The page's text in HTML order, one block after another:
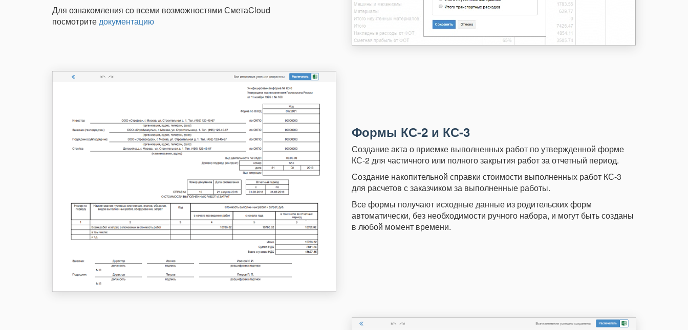
Для ознакомления со всеми возможностями СметаCloud
посмотритедокументацию
Формы КС-2 и КС-3
Создание акта о приемке выполненных работ по утвержденной форме
КС-2 для частичного или полного закрытия работ за отчетный период.
Создание накопительной справки стоимости выполненных работ КС-3
для расчетов с заказчиком за выполненные работы.
Все формы получают исходные данные из родительских форм
автоматически, без необходимости ручного набора, и могут быть созданы
в любой момент времени.